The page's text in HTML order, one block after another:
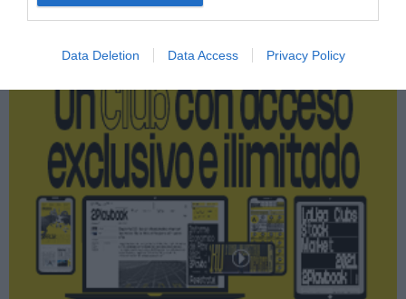
Data Deletion Data Access Privacy Policy